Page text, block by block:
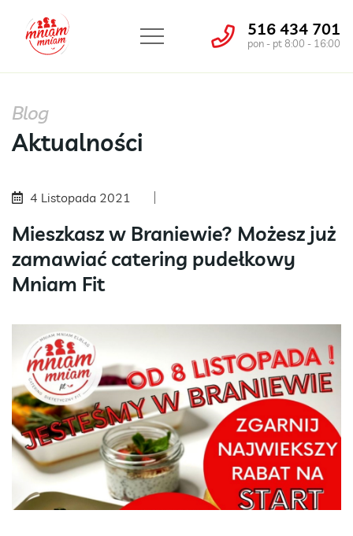
516 434 701
pon - pt 8:00 - 16:00
Blog
Aktualności
4 Listopada 2021
Mieszkasz w Braniewie? Możesz już
zamawiać catering pudełkowy
Mniam Fit